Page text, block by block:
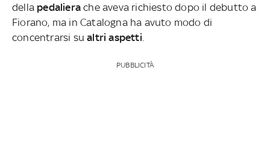
della pedalierache aveva richiesto dopo il debutto a
Fiorano, ma in Catalogna ha avuto modo di
concentrarsi sualtri aspetti
PUBBLICITÀ